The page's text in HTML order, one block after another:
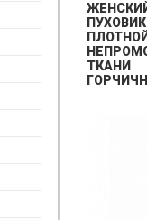
ПЛОТНОЙ
ТКАНИ